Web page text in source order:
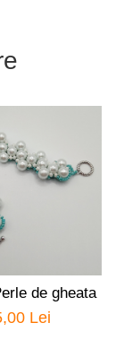
de gheata
Lei